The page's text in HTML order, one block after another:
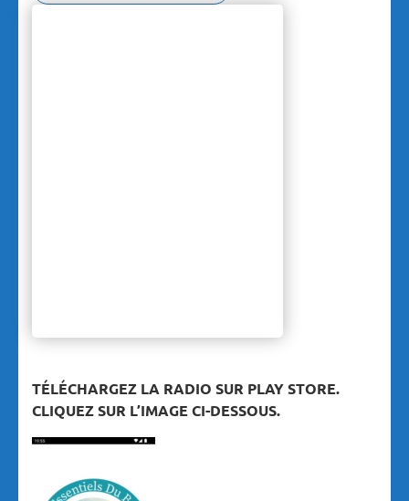
TÉLÉCHARGEZ LA RADIO SUR PLAY STORE.
CLIQUEZ SUR L’IMAGE CI-DESSOUS.